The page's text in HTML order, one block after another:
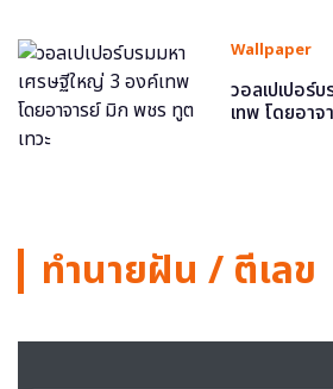
Wallpaper
วอลเปเปอร์
เทพ โดยอาจ
ทำนายฝัน / ตีเลข